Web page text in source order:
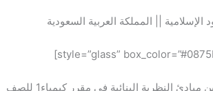
|| المملكة العربية السعودية
هدفت الدراسة للتعرف إلى مدى تضمين مبادئ النظرية البنائية في مقرر كيمياء1 للصف